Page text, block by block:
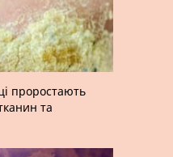
проростають
та